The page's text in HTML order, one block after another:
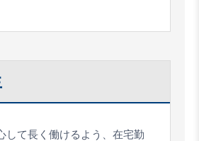
して長く働けるよう、在宅勤